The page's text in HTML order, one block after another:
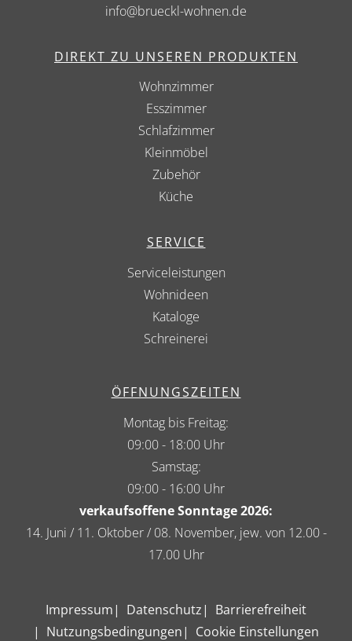
info@brueckl-wohnen.de
DIREKT ZU UNSEREN PRODUKTEN
Wohnzimmer
Esszimmer
Schlafzimmer
Kleinmöbel
Zubehör
Küche
SERVICE
Serviceleistungen
Wohnideen
Kataloge
Schreinerei
ÖFFNUNGSZEITEN
Montag bis Freitag:
09:00 - 18:00 Uhr
Samstag:
09:00 - 16:00 Uhr
verkaufsoffene Sonntage 2026:
14. Juni / 11. Oktober / 08. November, jew. von 12.00 -
17.00 Uhr
Impressum Datenschutz
Barrierefreiheit
Nutzungsbedingungen
Cookie Einstellungen